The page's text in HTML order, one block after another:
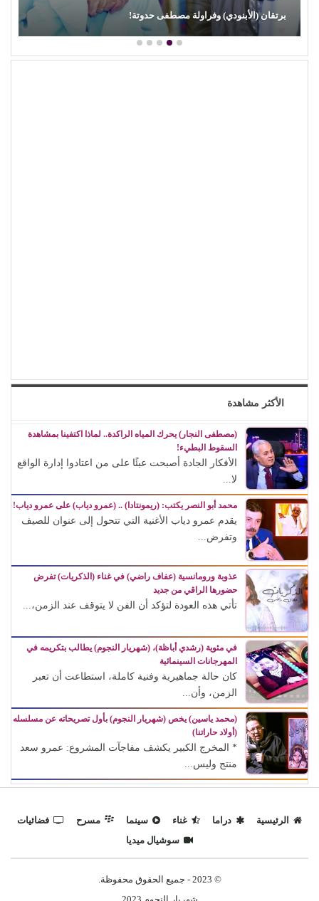
برتقان (الأبنودي) وفراولة مصطفى حدوتة!
الأكثر مشاهدة
(مصطفى النجار) يحرك المياه الراكدة.. لماذا اكتفينا بمشاهدة
السقوط البطيء!
الأفكار الجادة أصبحت عبئًا على من اعتادوا إدارة الواقع
لا...
محمد أبو النصر يكتب: (ريمونتادا) .. (عمرو دياب) على عمرو دياب!
يقدم عمرو دياب الأغنية التي تتحول إلى عنوان للصيف
وتفرض...
عذوبة ورومانسية (عفاف راضي) في غناء (الذكريات) تفرض
حضورها الراقي من جديد
تأتي هذه العودة لتؤكد أن الفن لا يتوقف عند الزمن،...
في مئوية (رشدي أباظة)، (شهريار النجوم) يطالب بتكريمه في
المهرجانات السينمائية
كان حالة جماهيرية وفنية كاملة، استطاعت أن تعبر
الزمن، وأن...
(محمد ياسين) يخص (شهريار النجوم) بأول تصريحاته عن مسلسله
(أولاد حاراتنا)
* المخرج الكبير يكشف مفاجآت المشروع: عمرو سعد
منتج وليس...
الرئيسية دراما غناء سينما مسرح
فضائيات
سوشيال ميديا
© 2023 - جميع الحقوق محفوظة.